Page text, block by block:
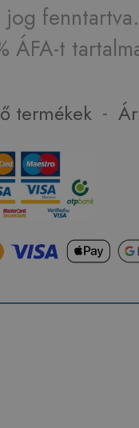
fenntartva.
ÁFA-t
termékek -